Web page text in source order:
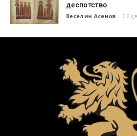
деспотство
Веселин Асенов - 06